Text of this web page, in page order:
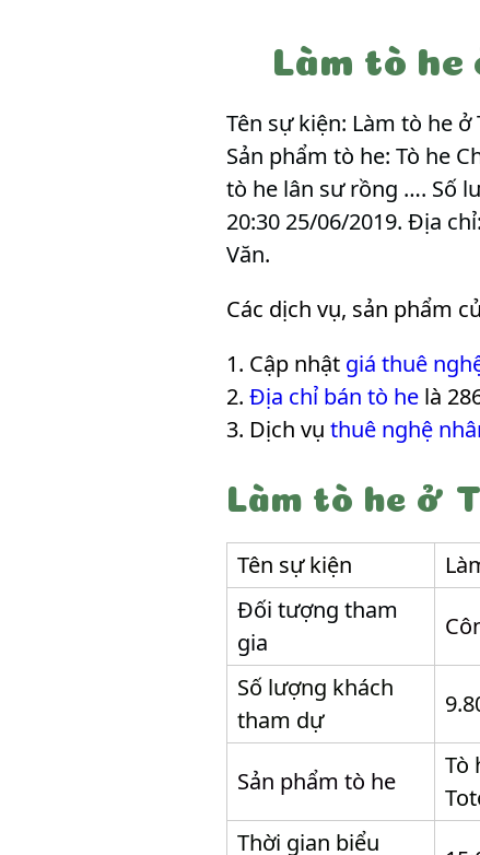
Làm tò he
Tên sự kiện: Làm tò he
Sản phẩm tò he: Tò he
tò he lân sư rồng …. Số
20:30 25/06/2019. Địa
Văn.
Các dịch vụ, sản phẩm
Cập nhật giá thuê
Địa chỉ bán tò he là
Dịch vụ thuê nghệ
Làm tò he ở
Tên sự kiện
Đối tượng tham
gia
Số lượng khách
tham dự
Sản phẩm tò he
Tò
Thời gian biểu